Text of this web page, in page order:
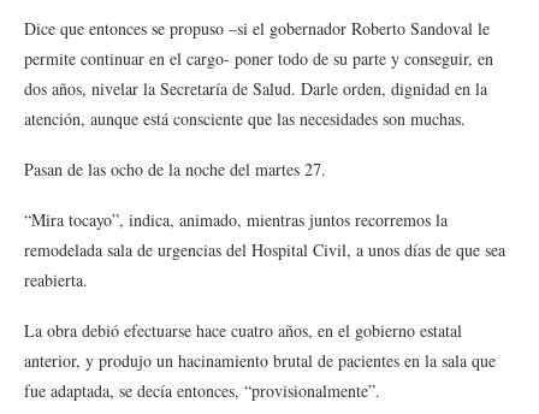
Dice que entonces se propuso –si el gobernador Roberto Sandoval le
permite continuar en el cargo- poner todo de su parte y conseguir, en
dos años, nivelar la Secretaría de Salud. Darle orden, dignidad en la
atención, aunque está consciente que las necesidades son muchas.
Pasan de las ocho de la noche del martes 27.
“Mira tocayo”, indica, animado, mientras juntos recorremos la
remodelada sala de urgencias del Hospital Civil, a unos días de que sea
reabierta.
La obra debió efectuarse hace cuatro años, en el gobierno estatal
anterior, y produjo un hacinamiento brutal de pacientes en la sala que
fue adaptada, se decía entonces, “provisionalmente”.